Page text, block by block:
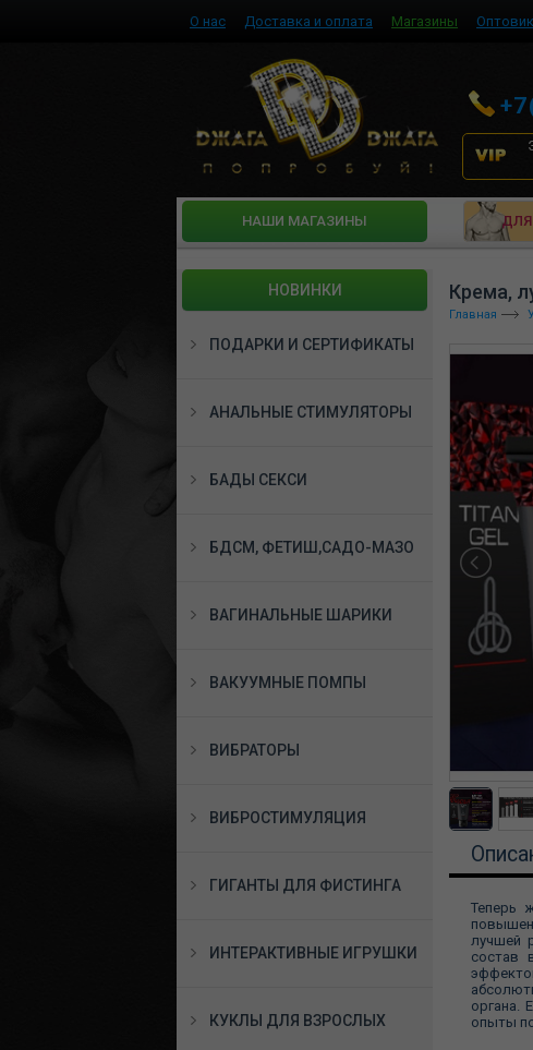
О нас Доставка и оплата Магазины
HАШИ МАГАЗИНЫ ДЛЯ
НОВИНКИ
ПОДАРКИ И СЕРТИФИКАТЫ
АНАЛЬНЫЕ СТИМУЛЯТОРЫ
БАДЫ СЕКСИ
БДСМ, ФЕТИШ,САДО-МАЗО
ВАГИНАЛЬНЫЕ ШАРИКИ
ВАКУУМНЫЕ ПОМПЫ
ВИБРАТОРЫ
ВИБРОСТИМУЛЯЦИЯ
ГИГАНТЫ ДЛЯ ФИСТИНГА
ИНТЕРАКТИВНЫЕ ИГРУШКИ
КУКЛЫ ДЛЯ ВЗРОСЛЫХ
Крема,
Главная
Теперь
лучшей
состав
органа.
опыты